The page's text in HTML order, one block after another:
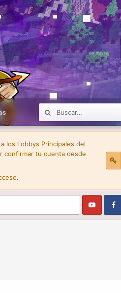
los Lobbys Principales del
confirmar tu cuenta desde